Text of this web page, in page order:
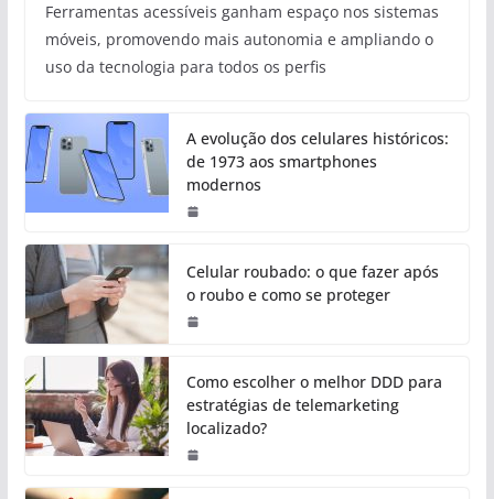
Ferramentas acessíveis ganham espaço nos sistemas
móveis, promovendo mais autonomia e ampliando o
uso da tecnologia para todos os perfis
A evolução dos celulares históricos:
de 1973 aos smartphones
modernos
Celular roubado: o que fazer após
o roubo e como se proteger
Como escolher o melhor DDD para
estratégias de telemarketing
localizado?